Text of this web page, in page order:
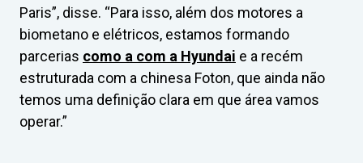
Paris”, disse. “Para isso, além dos motores a
biometano e elétricos, estamos formando
parcerias como a com a Hyundai e a recém
estruturada com a chinesa Foton, que ainda não
temos uma definição clara em que área vamos
operar.”